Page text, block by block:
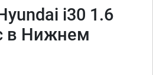
i30 1.6
в Нижнем